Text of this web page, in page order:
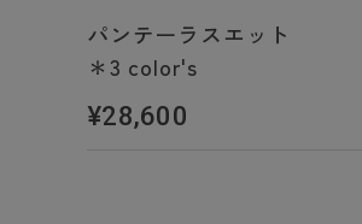
パンテーラスエット
＊3 color's
¥28,600